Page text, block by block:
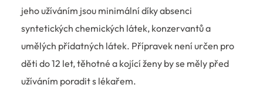
jeho užíváním jsou minimální díky absenci
syntetických chemických látek, konzervantů a
umělých přídatných látek. Přípravek není určen pro
děti do 12 let, těhotné a kojící ženy by se měly před
užíváním poradit s lékařem.